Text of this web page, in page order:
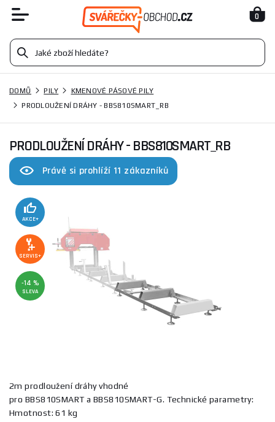
0
DOMŮ PILY
KMENOVÉ PÁSOVÉ PILY
PRODLOUŽENÍ DRÁHY - BBS810SMART_RB
PRODLOUŽENÍ DRÁHY - BBS810SMART_RB
Právě si prohlíží 11 zákazníků
AKCE+
SERVIS+
-14 %
SLEVA
2m prodloužení dráhy vhodné
pro BBS810SMART a BBS810SMART-G. Technické parametry:
Hmotnost: 61 kg